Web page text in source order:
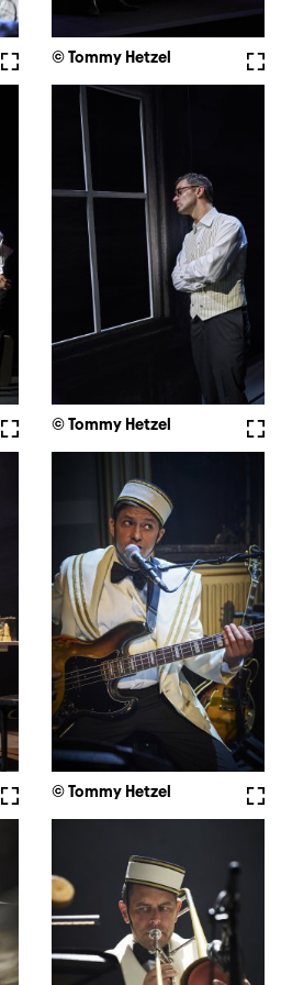
© Tommy Hetzel
Fullscreen
Fullscreen© Tommy Hetzel
Fullscreen© Tommy Hetzel